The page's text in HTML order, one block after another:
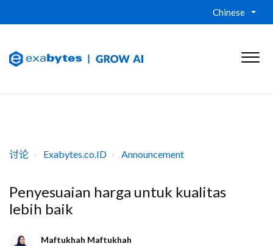
Chinese
讨论 Exabytes.co.ID Announcement
Penyesuaian harga untuk kualitas
lebih baik
Maftukhah Maftukhah